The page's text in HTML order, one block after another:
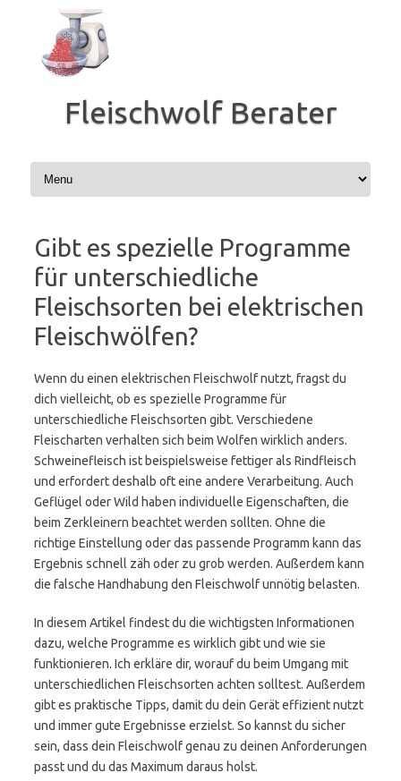
springen
Fleischwolf Berater
Gibt es spezielle Programme
für unterschiedliche
Fleischsorten bei elektrischen
Fleischwölfen?
Wenn du einen elektrischen Fleischwolf nutzt, fragst du
dich vielleicht, ob es spezielle Programme für
unterschiedliche Fleischsorten gibt. Verschiedene
Fleischarten verhalten sich beim Wolfen wirklich anders.
Schweinefleisch ist beispielsweise fettiger als Rindfleisch
und erfordert deshalb oft eine andere Verarbeitung. Auch
Geflügel oder Wild haben individuelle Eigenschaften, die
beim Zerkleinern beachtet werden sollten. Ohne die
richtige Einstellung oder das passende Programm kann das
Ergebnis schnell zäh oder zu grob werden. Außerdem kann
die falsche Handhabung den Fleischwolf unnötig belasten.
In diesem Artikel findest du die wichtigsten Informationen
dazu, welche Programme es wirklich gibt und wie sie
funktionieren. Ich erkläre dir, worauf du beim Umgang mit
unterschiedlichen Fleischsorten achten solltest. Außerdem
gibt es praktische Tipps, damit du dein Gerät effizient nutzt
und immer gute Ergebnisse erzielst. So kannst du sicher
sein, dass dein Fleischwolf genau zu deinen Anforderungen
passt und du das Maximum daraus holst.